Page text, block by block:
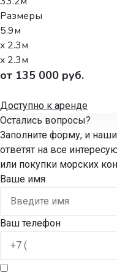
Размеры
5.9м
x 2.3м
x 2.3м
от 135 000 руб.
Доступно к аренде
Остались вопросы?
Заполните форму, и
ответят на все
или покупки морских
Ваше имя
Ваш телефон